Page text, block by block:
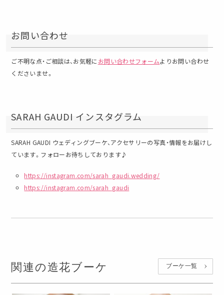
お問い合わせ
ご不明な点・ご相談は、お気軽に お問い合わせフォームよりお問い合わせ
くださいませ。
SARAH GAUDI インスタグラム
SARAH GAUDI ウェディングブーケ、アクセサリーの写真・情報をお届けし
ています。フォローお待ちしております♪
https://instagram.com/sarah_gaudi.wedding/
https://instagram.com/sarah_gaudi
関連の造花ブーケ ブーケ一覧